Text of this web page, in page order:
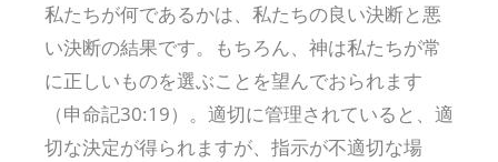
私たちが何であるかは、私たちの良い決断と悪
い決断の結果です。もちろん、神は私たちが常
に正しいものを選ぶことを望んでおられます
（申命記30:19）。適切に管理されていると、適
切な決定が得られますが、指示が不適切な場